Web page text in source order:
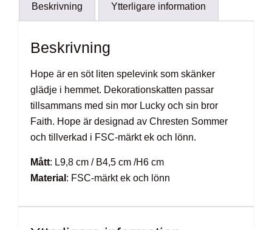
Beskrivning Ytterligare information
Beskrivning
Hope är en söt liten spelevink som skänker
glädje i hemmet. Dekorationskatten passar
tillsammans med sin mor Lucky och sin bror
Faith. Hope är designad av Chresten Sommer
och tillverkad i FSC-märkt ek och lönn.
Mått: L9,8 cm / B4,5 cm /H6 cm
Material : FSC-märkt ek och lönn